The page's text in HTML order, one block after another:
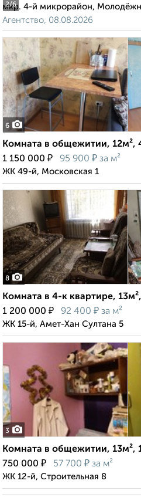
2/6
мкр. 4-й микрорайон,
Агентство, 08.08.2026
6
Комната в общежитии, 12м²,
1 150 000 ₽ 95 900 ₽ за м²
ЖК 49-й, Московская 1
8
Комната в 4-к квартире,
1 200 000 ₽ 92 400 ₽ за м²
ЖК 15-й, Амет-Хан Султана 5
3
Комната в общежитии, 13м²,
750 000 ₽ 57 700 ₽ за м²
ЖК 12-й, Строительная 8